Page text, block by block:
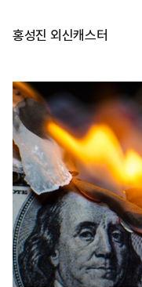
홍성진 외신캐스터